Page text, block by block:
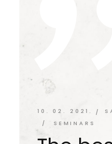
10. 02. 2021.
SEMINARS